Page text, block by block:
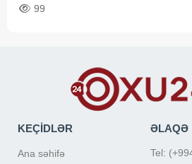
99
KEÇİDLƏR
Ana səhifə
ƏLAQƏ
Tel: